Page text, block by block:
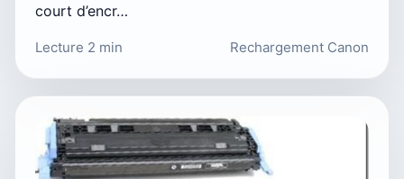
court d’encr…
Lecture 2 min Rechargement Canon